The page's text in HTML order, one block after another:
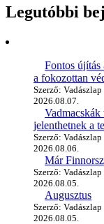
Legutóbbi
Fontos újítás
a fokozottan
Szerző: Vadászlap
2026.08.07.
jelenthetnek a
Szerző: Vadászlap
2026.08.06.
Már
Szerző: Vadászlap
2026.08.05.
Augusztus
Szerző: Vadászlap
2026.08.05.